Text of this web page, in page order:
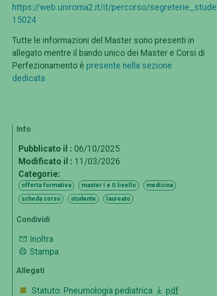
https://web.uniroma2.it/it/percorso/
15024
Tutte le informazioni del Master sono presenti in
allegato mentre il bando unico dei Master e Corsi di
Perfezionamento è presente nella sezione
dedicata
Info
Pubblicato il : 06/10/2025
Modificato il : 11/03/2026
Categorie:
offerta formativa master I e II livello
medicina
scheda corso
studente laureato
Condividi
Inoltra
Stampa
Allegati
Statuto: Pneumologia pediatrica
pdf